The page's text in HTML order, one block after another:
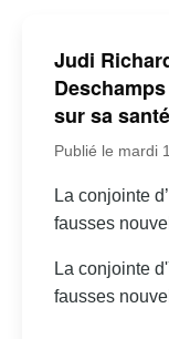
Judi
sur sa santé
Publié le mardi
La conjointe
fausses
La conjointe
fausses